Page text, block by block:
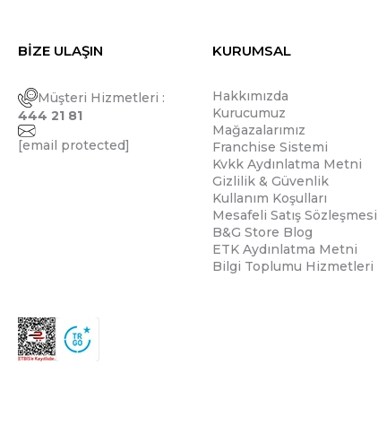
BİZE ULAŞIN
Müşteri Hizmetleri :
444 21 81
[email protected]
KURUMSAL
Hakkımızda
Kurucumuz
Mağazalarımız
Franchise Sistemi
Kvkk Aydınlatma Metni
Gizlilik & Güvenlik
Kullanım Koşulları
Mesafeli Satış Sözleşmesi
B&G Store Blog
ETK Aydınlatma Metni
Bilgi Toplumu Hizmetleri